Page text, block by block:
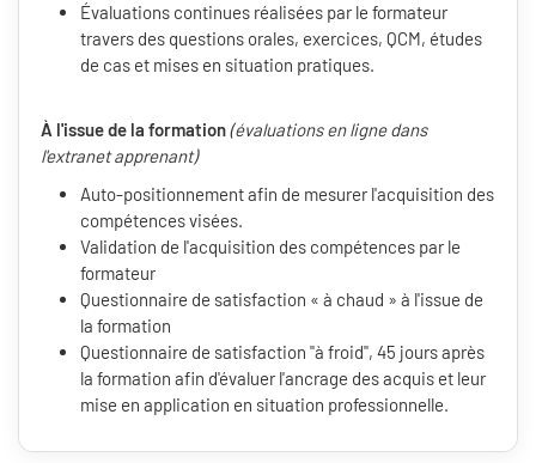
Évaluations continues réalisées par le formateur
travers des questions orales, exercices, QCM, études
de cas et mises en situation pratiques.
À l'issue de la formation(évaluations en ligne dans
l'extranet apprenant)
Auto-positionnement afin de mesurer l'acquisition des
compétences visées.
Validation de l'acquisition des compétences par le
formateur
Questionnaire de satisfaction « à chaud » à l'issue de
la formation
Questionnaire de satisfaction "à froid", 45 jours après
la formation afin d'évaluer l'ancrage des acquis et leur
mise en application en situation professionnelle.